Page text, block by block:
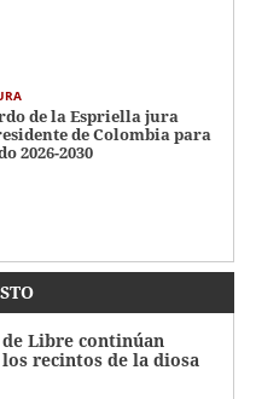
de la Espriella jura
de Colombia para
2026-2030
Libre continúan
recintos de la diosa